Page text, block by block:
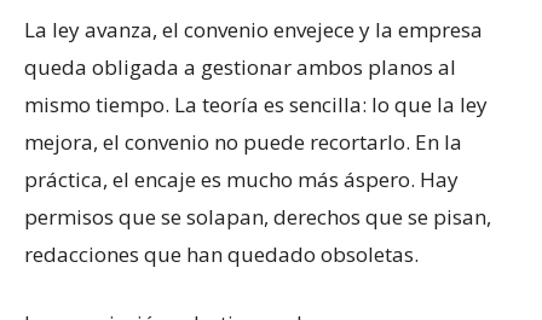
La ley avanza, el convenio envejece y la empresa
queda obligada a gestionar ambos planos al
mismo tiempo. La teoría es sencilla: lo que la ley
mejora, el convenio no puede recortarlo. En la
práctica, el encaje es mucho más áspero. Hay
permisos que se solapan, derechos que se pisan,
redacciones que han quedado obsoletas.